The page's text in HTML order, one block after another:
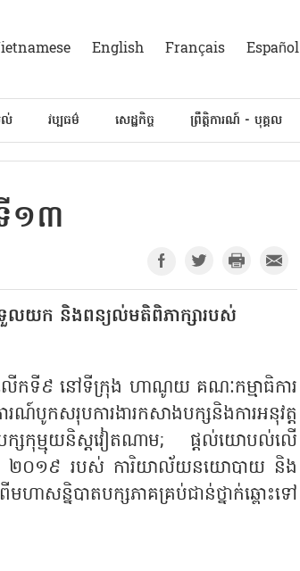
English Français Español
ល់ វប្បធម៌ សេដ្ឋកិច្ច ព្រឹត្តិការណ៍ - បុគ្គល
ទី១៣
ទទួលយក និងពន្យល់មតិពិភាក្សារបស់
តលើកទី៩ នៅទីក្រុង ហាណូយ គណៈកម្មាធិការ
ណ៍បូកសរុបការងារកសាងបក្សនិងការអនុវត្ត
កុម្មុយនិស្តវៀតណាម; ផ្តល់យោបល់លើ
ាំ ២០១៩ របស់ ការិយាល័យនយោបាយ និង
បាតបក្សភាគគ្រប់ជាន់ថ្នាក់ឆ្ពោះទៅ